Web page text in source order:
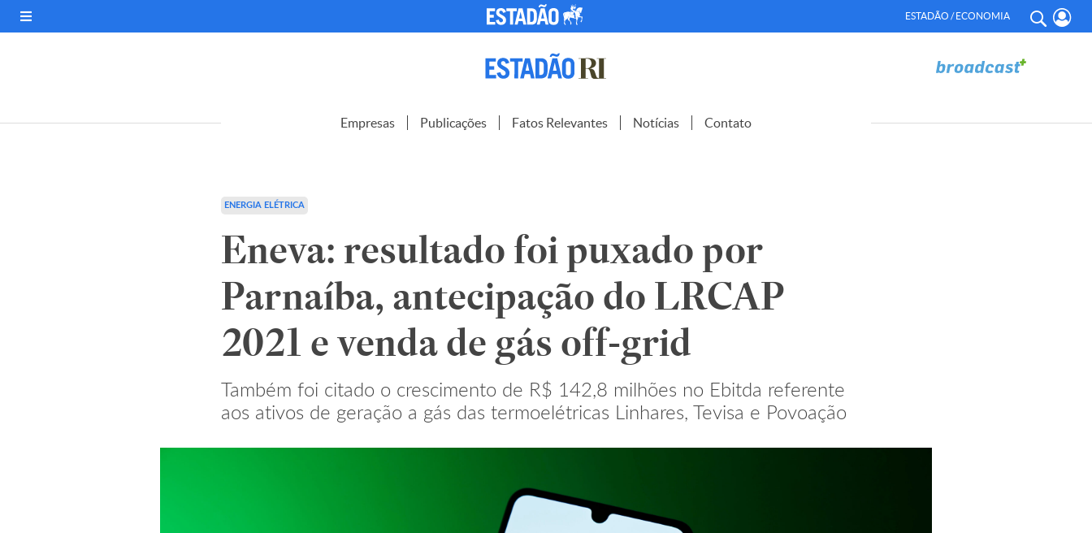
ESTADÃO / ECONOMIA
Empresas Publicações Fatos Relevantes Notícias Contato
ENERGIA ELÉTRICA
Eneva: resultado foi puxado por
Parnaíba, antecipação do LRCAP
2021 e venda de gás off-grid
Também foi citado o crescimento de R$ 142,8 milhões no Ebitda referente
aos ativos de geração a gás das termoelétricas Linhares, Tevisa e Povoação